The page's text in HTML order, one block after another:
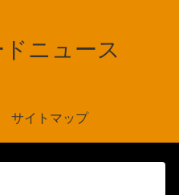
ニュース
サイトマップ